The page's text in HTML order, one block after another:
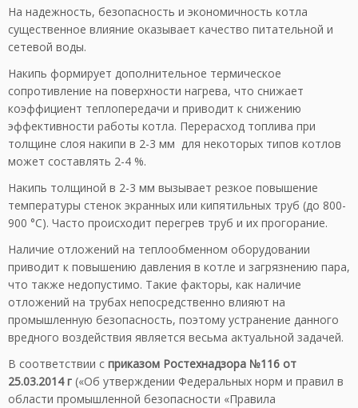
На надежность, безопасность и экономичность котла
существенное влияние оказывает качество питательной и
сетевой воды.
Накипь формирует дополнительное термическое
сопротивление на поверхности нагрева, что снижает
коэффициент теплопередачи и приводит к снижению
эффективности работы котла. Перерасход топлива при
толщине слоя накипи в 2-3 мм для некоторых типов котлов
может составлять 2-4 %.
Накипь толщиной в 2-3 мм вызывает резкое повышение
температуры стенок экранных или кипятильных труб (до 800-
900 °С). Часто происходит перегрев труб и их прогорание.
Наличие отложений на теплообменном оборудовании
приводит к повышению давления в котле и загрязнению пара,
что также недопустимо. Такие факторы, как наличие
отложений на трубах непосредственно влияют на
промышленную безопасность, поэтому устранение данного
вредного воздействия является весьма актуальной задачей.
В соответствии с приказом Ростехнадзора №116 от
25.03.2014 г («Об утверждении Федеральных норм и правил в
области промышленной безопасности «Правила